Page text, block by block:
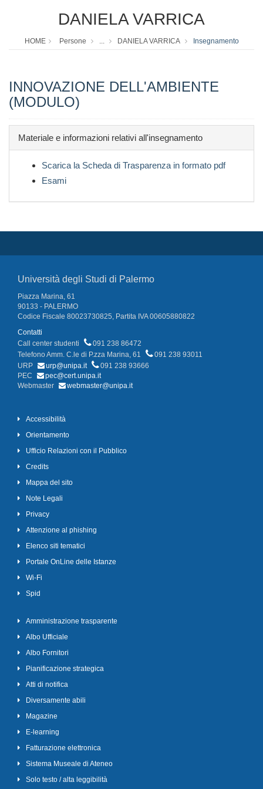
DANIELA VARRICA
HOME Persone ... DANIELA VARRICA Insegnamento
INNOVAZIONE DELL'AMBIENTE
(MODULO)
Materiale e informazioni relativi all'insegnamento
Scarica la Scheda di Trasparenza in formato pdf
Esami
Università degli Studi di Palermo
Piazza Marina, 61
90133 - PALERMO
Codice Fiscale 80023730825, Partita IVA 00605880822
Contatti
Call center studenti
091 238 86472
Telefono Amm. C.le di P.zza Marina, 61
091 238 93011
URP
urp@unipa.it
091 238 93666
PEC
pec@cert.unipa.it
Webmaster
webmaster@unipa.it
Accessibilità
Orientamento
Ufficio Relazioni con il Pubblico
Credits
Mappa del sito
Note Legali
Privacy
Attenzione al phishing
Elenco siti tematici
Portale OnLine delle Istanze
Wi-Fi
Spid
Amministrazione trasparente
Albo Ufficiale
Albo Fornitori
Pianificazione strategica
Atti di notifica
Diversamente abili
Magazine
E-learning
Fatturazione elettronica
Sistema Museale di Ateneo
Solo testo / alta leggibilità